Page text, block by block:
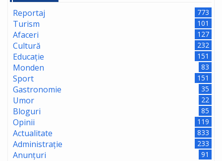
Reportaj 773
Turism 101
Afaceri 127
Cultură 232
Educație 151
Monden 83
Sport 151
Gastronomie 35
Umor 22
Bloguri 85
Opinii 119
Actualitate 833
Administrație 233
Anunțuri 91